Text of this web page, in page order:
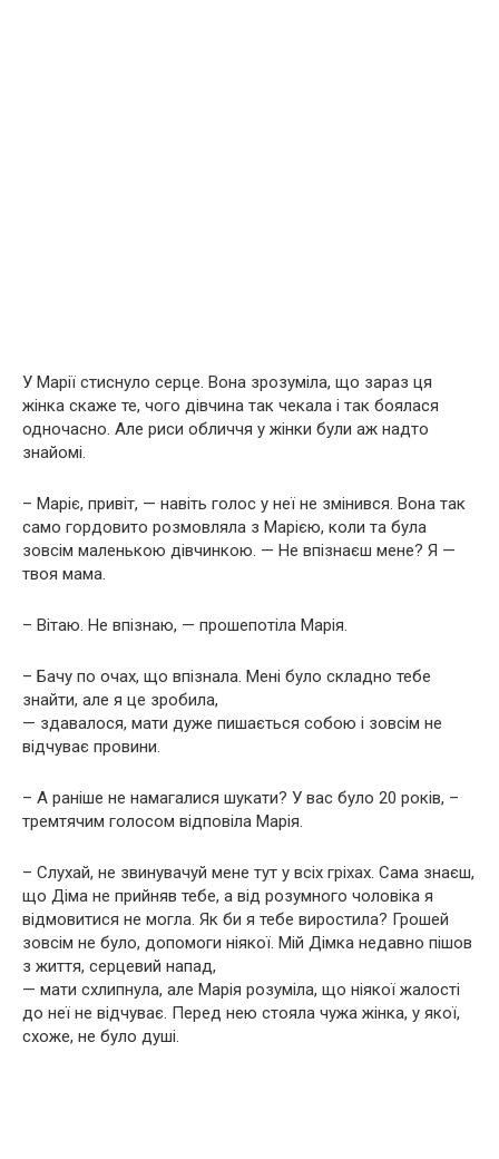
У Марії стиснуло серце. Вона зрозуміла, що зараз ця
жінка скаже те, чого дівчина так чекала і так боялася
одночасно. Але риси обличчя у жінки були аж надто
знайомі.
– Маріє, привіт, — навіть голос у неї не змінився. Вона так
само гордовито розмовляла з Марією, коли та була
зовсім маленькою дівчинкою. — Не впізнаєш мене? Я —
твоя мама.
– Вітаю. Не впізнаю, — прошепотіла Марія.
– Бачу по очах, що впізнала. Мені було складно тебе
знайти, але я це зробила,
— здавалося, мати дуже пишається собою і зовсім не
відчуває провини.
– А раніше не намагалися шукати? У вас було 20 років, –
тремтячим голосом відповіла Марія.
– Слухай, не звинувачуй мене тут у всіх гріхах. Сама знаєш,
що Діма не прийняв тебе, а від розумного чоловіка я
відмовитися не могла. Як би я тебе виростила? Грошей
зовсім не було, допомоги ніякої. Мій Дімка недавно пішов
з життя, серцевий напад,
— мати схлипнула, але Марія розуміла, що ніякої жалості
до неї не відчуває. Перед нею стояла чужа жінка, у якої,
схоже, не було душі.